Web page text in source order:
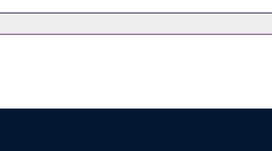
機をお使いいただけます。敷地内にはセルフパーキ